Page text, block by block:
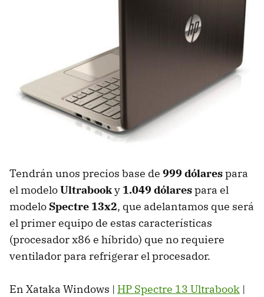
Tendrán unos precios base de 999 dólarespara
el modeloUltrabooky 1.049 dólarespara el
modelo Spectre 13x2, que adelantamos que será
el primer equipo de estas características
(procesador x86 e híbrido) que no requiere
ventilador para refrigerar el procesador.
En Xataka Windows | HP Spectre 13 Ultrabook |